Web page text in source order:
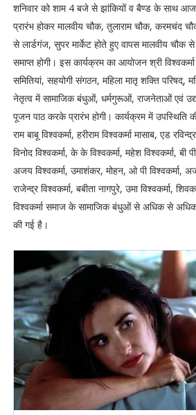
शनिवार को शाम 4 बजे से झांकियों व बैण्ड के साथ
प्रारंभ होकर मालवीय चौक, तुलाराम चौक, करमचंद
से लार्डगंज, सुपर मार्केट होते हुए वापस मालवीय
समाप्त होगी। इस कार्यक्रम का आयोजन श्री
समितियां, सहयोगी संगठन, महिला मातृ शक्ति परिषद्,
नेतृत्व में सामाजिक बंधुओं, धर्मगुरूओं, राजनेताओं एवं
पूजन पाठ करके प्रारंभ होगी। कार्यक्रम में उपस्थिति
राम बाबू विश्वकर्मा, हरीराम विश्वकर्मा मासाब, एड
विनोद विश्वकर्मा, के के विश्वकर्मा, महेश विश्वकर्मा, बी
अजय विश्वकर्मा, उमाशंकर, मोहन, ओ पी विश्वकर्मा,
राजेन्द्र विश्वकर्मा, बबीता नागपुरे, उमा विश्वकर्मा,
विश्वकर्मा समाज के सामाजिक बंधुओं से अधिक से
की गई है।